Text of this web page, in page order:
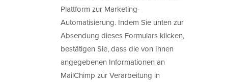
Plattform zur Marketing-
Automatisierung. Indem Sie unten zur
Absendung dieses Formulars klicken,
bestätigen Sie, dass die von Ihnen
angegebenen Informationen an
MailChimp zur Verarbeitung in